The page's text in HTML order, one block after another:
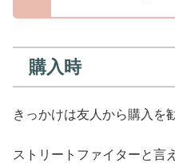
購入時
きっかけは友人から購入を
ストリートファイターと言